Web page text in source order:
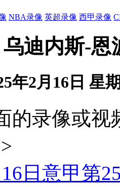
NBA录像 英超录像 西甲录像
乌迪内斯-
年2月16日 星
的录像或
日意甲第